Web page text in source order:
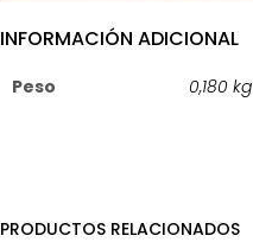
INFORMACIÓN ADICIONAL
Peso 0,180 kg
PRODUCTOS RELACIONADOS